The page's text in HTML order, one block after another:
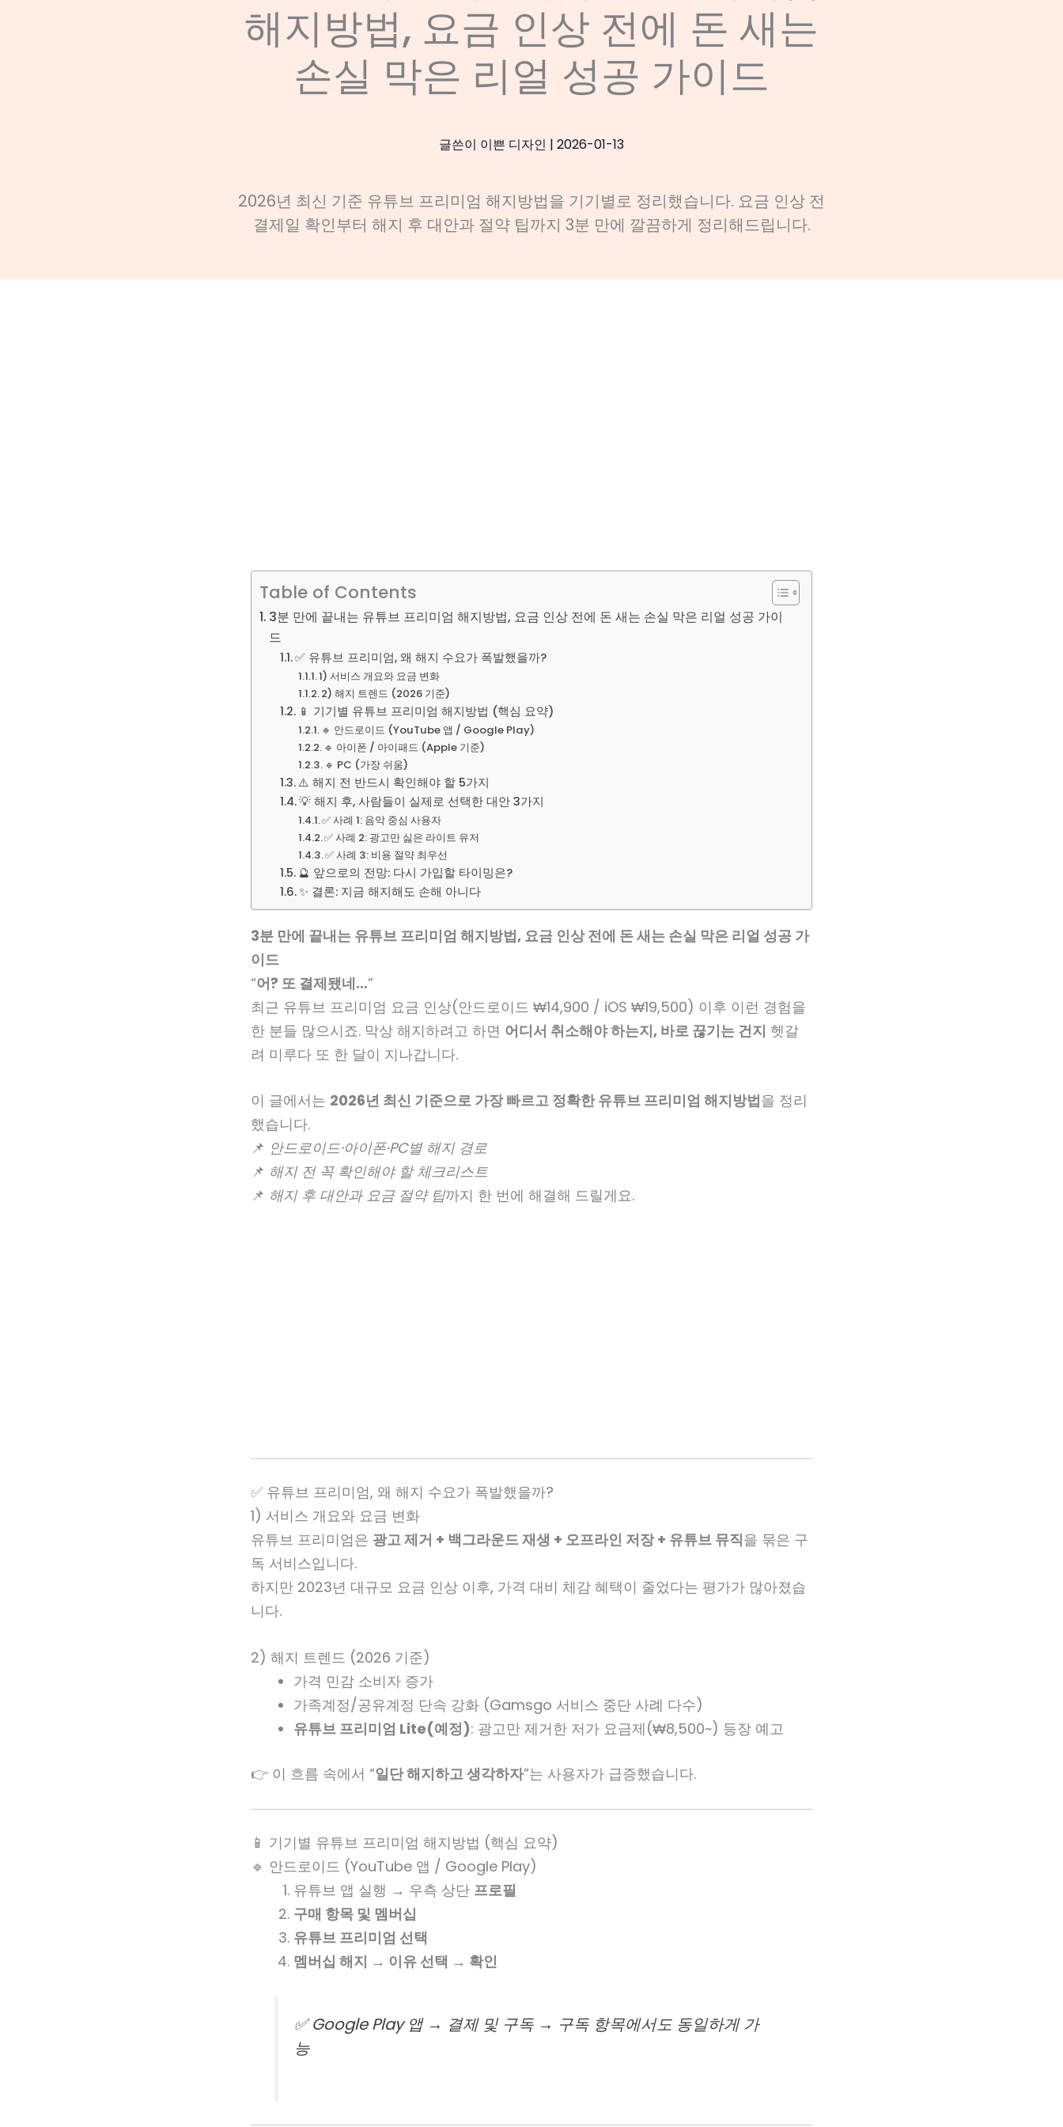
해지방법, 요금 인상 전에 돈 새는
손실 막은 리얼 성공 가이드
글쓴이 이쁜 디자인 | 2026-01-13
2026년 최신 기준 유튜브 프리미엄 해지방법을 기기별로 정리했습니다. 요금 인상 전
결제일 확인부터 해지 후 대안과 절약 팁까지 3분 만에 깔끔하게 정리해드립니다.
Table of Contents
3분 만에 끝내는 유튜브 프리미엄 해지방법, 요금 인상 전에 돈 새는 손실 막은 리얼 성공 가이
드
✅ 유튜브 프리미엄, 왜 해지 수요가 폭발했을까?
1) 서비스 개요와 요금 변화
2) 해지 트렌드 (2026 기준)
📱 기기별 유튜브 프리미엄 해지방법 (핵심 요약)
🔹 안드로이드 (YouTube 앱 / Google Play)
🔹 아이폰 / 아이패드 (Apple 기준)
🔹 PC (가장 쉬움)
⚠️ 해지 전 반드시 확인해야 할 5가지
💡 해지 후, 사람들이 실제로 선택한 대안 3가지
✅ 사례 1: 음악 중심 사용자
✅ 사례 2: 광고만 싫은 라이트 유저
✅ 사례 3: 비용 절약 최우선
🔮 앞으로의 전망: 다시 가입할 타이밍은?
✨ 결론: 지금 해지해도 손해 아니다
3분 만에 끝내는 유튜브 프리미엄 해지방법, 요금 인상 전에 돈 새는 손실 막은 리얼 성공 가
이드
“어? 또 결제됐네…”
최근 유튜브 프리미엄 요금 인상(안드로이드 ₩14,900 / iOS ₩19,500) 이후 이런 경험을
한 분들 많으시죠. 막상 해지하려고 하면 어디서 취소해야 하는지, 바로 끊기는 건지 헷갈
려 미루다 또 한 달이 지나갑니다.
이 글에서는 2026년 최신 기준으로 가장 빠르고 정확한 유튜브 프리미엄 해지방법을 정리
했습니다.
📌 안드로이드·아이폰·PC별 해지 경로
📌 해지 전 꼭 확인해야 할 체크리스트
📌 해지 후 대안과 요금 절약 팁까지 한 번에 해결해 드릴게요.
✅ 유튜브 프리미엄, 왜 해지 수요가 폭발했을까?
1) 서비스 개요와 요금 변화
유튜브 프리미엄은 광고 제거 + 백그라운드 재생 + 오프라인 저장 + 유튜브 뮤직을 묶은 구
독 서비스입니다.
하지만 2023년 대규모 요금 인상 이후, 가격 대비 체감 혜택이 줄었다는 평가가 많아졌습
니다.
2) 해지 트렌드 (2026 기준)
가격 민감 소비자 증가
가족계정/공유계정 단속 강화 (Gamsgo 서비스 중단 사례 다수)
유튜브 프리미엄 Lite(예정): 광고만 제거한 저가 요금제(₩8,500~) 등장 예고
👉 이 흐름 속에서 “일단 해지하고 생각하자”는 사용자가 급증했습니다.
📱 기기별 유튜브 프리미엄 해지방법 (핵심 요약)
🔹 안드로이드 (YouTube 앱 / Google Play)
유튜브 앱 실행 → 우측 상단 프로필
구매 항목 및 멤버십
유튜브 프리미엄 선택
멤버십 해지 → 이유 선택 → 확인
✅ Google Play 앱 → 결제 및 구독 → 구독 항목에서도 동일하게 가
능